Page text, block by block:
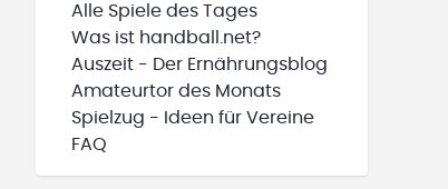
Alle Spiele des Tages
Was ist handball.net?
Auszeit - Der Ernährungsblog
Amateurtor des Monats
Spielzug - Ideen für Vereine
FAQ